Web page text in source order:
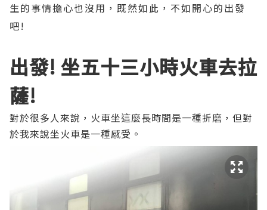
生的事情擔心也沒用，既然如此，不如開心的出發
吧!
出發! 坐五十三小時火車去拉
薩!
對於很多人來說，火車坐這麼長時間是一種折磨，但對
於我來說坐火車是一種感受。